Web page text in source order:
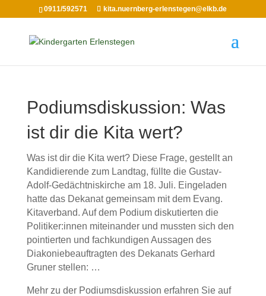
0911/592571 kita.nuernberg-erlenstegen@elkb.de
Podiumsdiskussion: Was
ist dir die Kita wert?
Was ist dir die Kita wert? Diese Frage, gestellt an
Kandidierende zum Landtag, füllte die Gustav-
Adolf-Gedächtniskirche am 18. Juli. Eingeladen
hatte das Dekanat gemeinsam mit dem Evang.
Kitaverband. Auf dem Podium diskutierten die
Politiker:innen miteinander und mussten sich den
pointierten und fachkundigen Aussagen des
Diakoniebeauftragten des Dekanats Gerhard
Gruner stellen: …
Mehr zu der Podiumsdiskussion erfahren Sie auf